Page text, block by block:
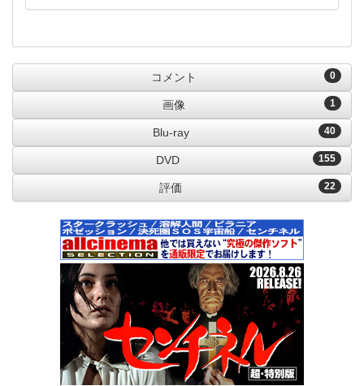
0
コメント
1
画像
40
Blu-ray
155
DVD
22
評価